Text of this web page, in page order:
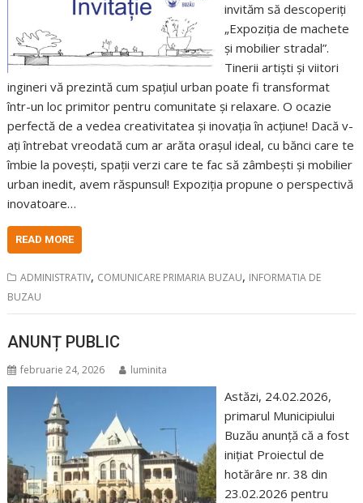
invităm să descoperiți
„Expoziția de machete
și mobilier stradal”.
Tinerii artiști și viitori
ingineri vă prezintă cum spațiul urban poate fi transformat
într-un loc primitor pentru comunitate și relaxare. O ocazie
perfectă de a vedea creativitatea și inovația în acțiune! Dacă v-
ați întrebat vreodată cum ar arăta orașul ideal, cu bănci care te
îmbie la povești, spații verzi care te fac să zâmbești și mobilier
urban inedit, avem răspunsul! Expoziția propune o perspectivă
inovatoare…
READ MORE
ADMINISTRATIV, COMUNICARE PRIMARIA BUZAU, INFORMATIA DE
BUZAU
ANUNȚ PUBLIC
februarie 24, 2026 luminita
Astăzi, 24.02.2026,
primarul Municipiului
Buzău anunță că a fost
inițiat Proiectul de
hotărâre nr. 38 din
23.02.2026 pentru